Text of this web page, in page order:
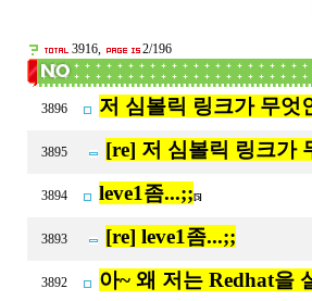
3916, 2/196
3896 저 심볼릭 링크가 무엇
3895 [re] 저 심볼릭 링크가
3894 leve1좀...;; [5]
3893 [re] leve1좀...;;
3892 아~ 왜 저는 Redhat을